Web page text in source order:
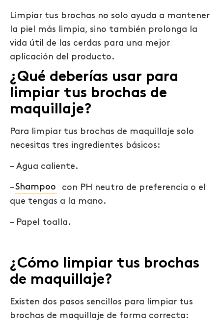
Limpiar tus brochas no solo ayuda a mantener
la piel más limpia, sino también prolonga la
vida útil de las cerdas para una mejor
aplicación del producto.
¿Qué deberías usar para
limpiar tus brochas de
maquillaje?
Para limpiar tus brochas de maquillaje solo
necesitas tres ingredientes básicos:
– Agua caliente.
–Shampoo
con PH neutro de preferencia o el
que tengas a la mano.
– Papel toalla.
¿Cómo limpiar tus brochas
de maquillaje?
Existen dos pasos sencillos para limpiar tus
brochas de maquillaje de forma correcta: